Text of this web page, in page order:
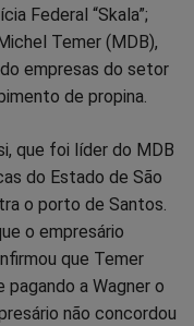
Federal “Skala”;
Temer (MDB),
empresas do setor
de propina.
que foi líder do MDB
do Estado de São
o porto de Santos.
o empresário
que Temer
pagando a Wagner o
não concordou